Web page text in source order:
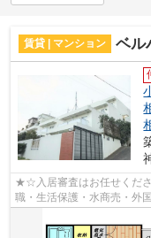
賃貸 | マンション ベル
★☆入居審査はお任せくだ
職・生活保護・水商売・外